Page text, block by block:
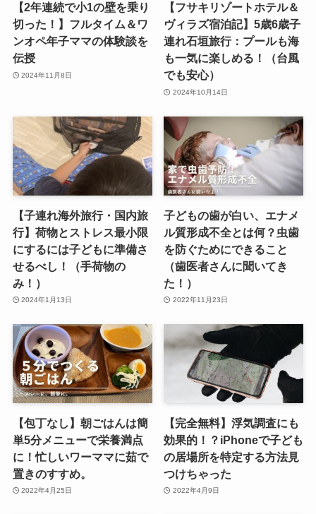
【2年連続で小1の壁を乗り
切った！】フルタイム＆ワ
ンオペ年子ママの体験談を
伝授
2024年11月8日
【フサキリゾートホテル＆
ヴィラズ宿泊記】5歳6歳子
連れ石垣旅行：プールも海
も一気に楽しめる！（台風
でも安心）
2024年10月14日
【子連れ海外旅行・国内旅
行】荷物とストレス最小限
にするには子どもに準備さ
せるべし！（手荷物の
み！）
2024年1月13日
子どもの歯が白い、エナメ
ル質形成不全とは何？虫歯
を防ぐためにできること
（歯医者さんに聞いてき
た！）
2022年11月23日
【包丁なし】朝ごはんは簡
単5分メニューで栄養満点
に！忙しいワーママに茹で
置きのすすめ。
2022年4月25日
【完全無料】浮気調査にも
効果的！？iPhoneで子ども
の居場所を特定する方法見
つけちゃった
2022年4月9日